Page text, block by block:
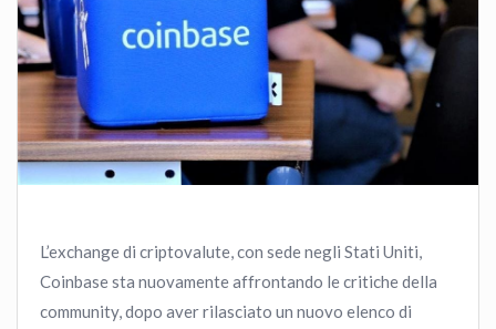
L’exchange di criptovalute, con sede negli Stati Uniti,
Coinbase sta nuovamente affrontando le critiche della
community, dopo aver rilasciato un nuovo elenco di